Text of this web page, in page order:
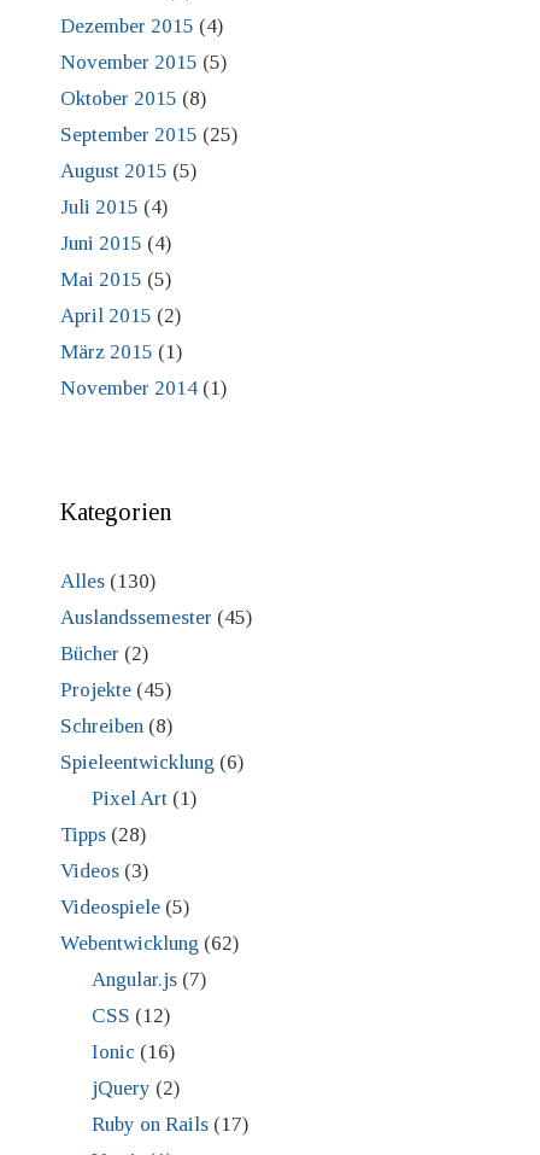
Dezember 2015 (4)
November 2015 (5)
Oktober 2015 (8)
September 2015 (25)
August 2015 (5)
Juli 2015 (4)
Juni 2015 (4)
Mai 2015 (5)
April 2015 (2)
März 2015 (1)
November 2014 (1)
Kategorien
Alles (130)
Auslandssemester (45)
Bücher (2)
Projekte (45)
Schreiben (8)
Spieleentwicklung (6)
Pixel Art(1)
Tipps (28)
Videos (3)
Videospiele (5)
Webentwicklung (62)
Angular.js(7)
CSS (12)
Ionic (16)
jQuery (2)
Ruby on Rails(17)